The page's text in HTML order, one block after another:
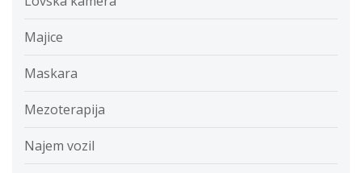
Majice
Maskara
Mezoterapija
Najem vozil